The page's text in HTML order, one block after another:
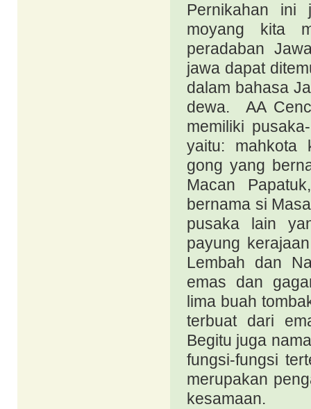
Pernikahan ini
moyang kita
peradaban
jawa dapat
dalam bahasa
dewa. AA
memiliki
yaitu: mahkota
gong yang
Macan
bernama si
pusaka lain
payung
Lembah dan
emas dan
lima buah
terbuat dari
Begitu juga
fungsi-fungsi
merupakan
kesamaan.